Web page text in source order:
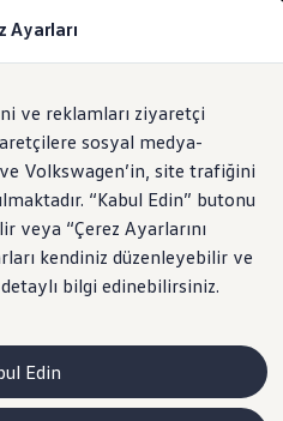
Ayarları
ve reklamları ziyaretçi
sosyal medya-
Volkswagen’in, site trafiğini
“Kabul Edin” butonu
veya “Çerez Ayarlarını
kendiniz düzenleyebilir ve
bilgi edinebilirsiniz.
Edin
İçin Kullanım İpuçları
Periyodik Bakımı
Kampanyası
Teknolojisi
en verimli